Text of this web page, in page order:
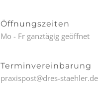
Öffnungszeiten
Mo - Fr ganztägig geöffnet
Terminvereinbarung
praxispost@dres-staehler.de